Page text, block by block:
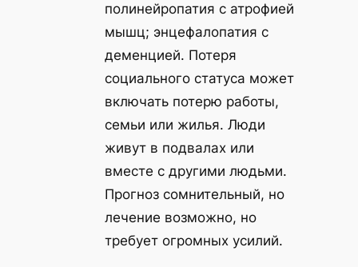
полинейропатия с атрофией
мышц; энцефалопатия с
деменцией. Потеря
социального статуса может
включать потерю работы,
семьи или жилья. Люди
живут в подвалах или
вместе с другими людьми.
Прогноз сомнительный, но
лечение возможно, но
требует огромных усилий.